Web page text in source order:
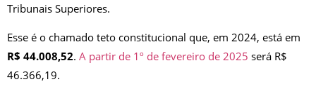
Tribunais Superiores.
Esse é o chamado teto constitucional que, em 2024, está em
R$ 44.008,52. A partir de 1º de fevereiro de 2025 será R$
46.366,19.